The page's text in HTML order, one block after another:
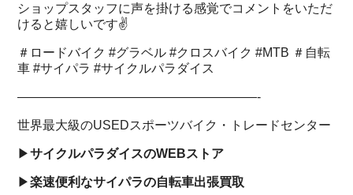
ショップスタッフに声を掛ける感覚でコメントをいただ
けると嬉しいです✌️
＃ロードバイク #グラベル #クロスバイク #MTB ＃自転
車 #サイパラ #サイクルパラダイス
———————————————————-
世界最大級のUSEDスポーツバイク・トレードセンター
▶︎サイクルパラダイスのWEBストア
▶︎楽速便利なサイパラの自転車出張買取